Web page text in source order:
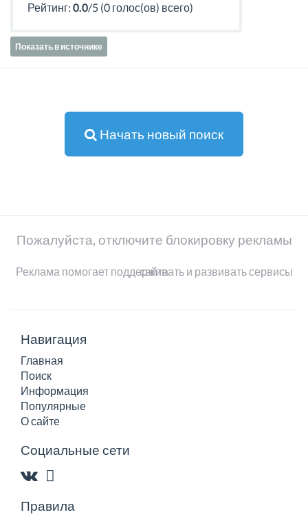
Рейтинг: 0.0/5 (0 голос(ов) всего)
Показать в источнике
Начать новый поиск
Пожалуйста, отключите блокировку рекламы
Реклама помогает поддерживать и развивать сервисы сайта
Навигация
Главная
Поиск
Информация
Популярные
О сайте
Социальные сети
Правила